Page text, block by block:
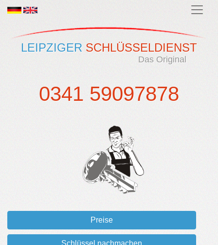
LEIPZIGER SCHLÜSSELDIENST
Das Original
0341 59097878
Preise
Schlüssel nachmachen